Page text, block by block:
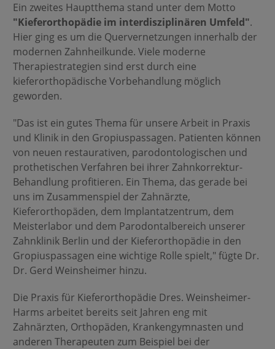
Ein zweites Hauptthema stand unter dem Motto
"Kieferorthopädie im interdisziplinären Umfeld".
Hier ging es um die Quervernetzungen innerhalb der
modernen Zahnheilkunde. Viele moderne
Therapiestrategien sind erst durch eine
kieferorthopädische Vorbehandlung möglich
geworden.
"Das ist ein gutes Thema für unsere Arbeit in Praxis
und Klinik in den Gropiuspassagen. Patienten können
von neuen restaurativen, parodontologischen und
prothetischen Verfahren bei ihrer Zahnkorrektur-
Behandlung profitieren. Ein Thema, das gerade bei
uns im Zusammenspiel der Zahnärzte,
Kieferorthopäden, dem Implantatzentrum, dem
Meisterlabor und dem Parodontalbereich unserer
Zahnklinik Berlin und der Kieferorthopädie in den
Gropiuspassagen eine wichtige Rolle spielt," fügte Dr.
Dr. Gerd Weinsheimer hinzu.
Die Praxis für Kieferorthopädie Dres. Weinsheimer-
Harms arbeitet bereits seit Jahren eng mit
Zahnärzten, Orthopäden, Krankengymnasten und
anderen Therapeuten zum Beispiel bei der